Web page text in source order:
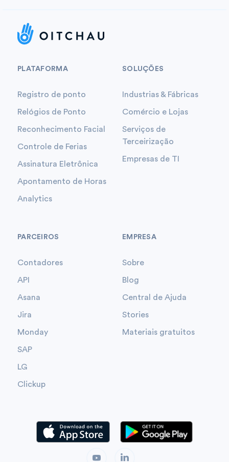
PLATAFORMA
Registro de ponto
Relógios de Ponto
Reconhecimento Facial
Controle de Ferias
Assinatura Eletrônica
Apontamento de Horas
Analytics
SOLUÇÕES
Industrias & Fábricas
Comércio e Lojas
Serviços de
Terceirização
Empresas de TI
PARCEIROS
Contadores
API
Asana
Jira
Monday
SAP
LG
Clickup
EMPRESA
Sobre
Blog
Central de Ajuda
Stories
Materiais gratuitos